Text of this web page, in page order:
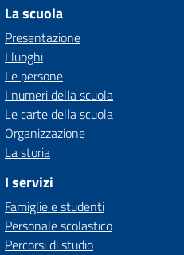
La scuola
Presentazione
I luoghi
Le persone
I numeri della scuola
Le carte della scuola
Organizzazione
La storia
I servizi
Famiglie e studenti
Personale scolastico
Percorsi di studio